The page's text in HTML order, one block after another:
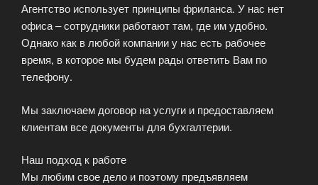
Агентство использует принципы фриланса. У нас нет
офиса – сотрудники работают там, где им удобно.
Однако как в любой компании у нас есть рабочее
время, в которое мы будем рады ответить Вам по
телефону.
Мы заключаем договор на услуги и предоставляем
клиентам все документы для бухгалтерии.
Наш подход к работе
Мы любим свое дело и поэтому предъявляем